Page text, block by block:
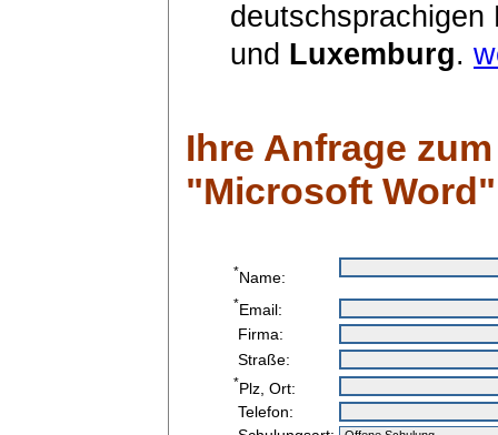
und Luxemburg.
Ihre Anfrage
"Microsoft Word"
*Name:
*Email:
Firma:
Straße:
*Plz, Ort:
Telefon: